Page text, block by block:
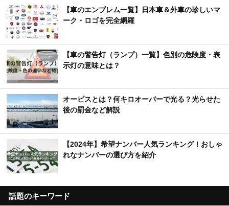
【車のエンブレム一覧】日本車＆外車の珍しいマ
ーク・ロゴを完全網羅
【車の警告灯（ランプ）一覧】色別の危険度・表
示灯の意味とは？
オービスとは？何キロオーバーで光る？光らせた
後の罰金など解説
【2024年】希望ナンバー人気ランキング！おしゃ
れなナンバーの選び方を紹介
話題のキーワード